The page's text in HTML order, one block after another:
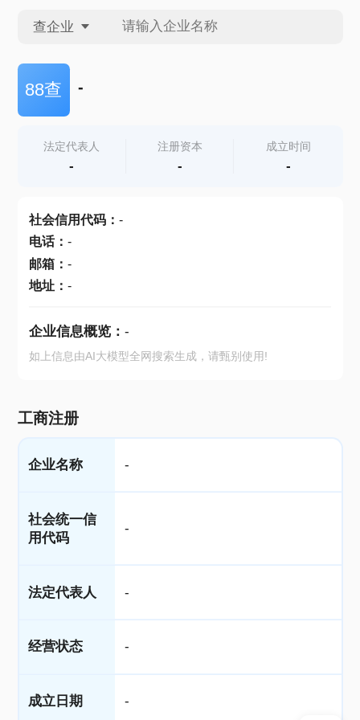
查企业
查企业
查产地
88查 -
法定代表人
-
注册资本
-
成立时间
-
社会信用代码： -
电话： -
邮箱： -
地址： -
企业信息概览： -
如上信息由AI大模型全网搜索生成，请甄别使用!
工商注册
企业名称 -
社会统一信
用代码
-
法定代表人 -
经营状态 -
成立日期 -